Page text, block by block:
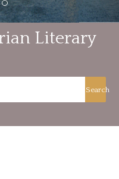
Literary
Search